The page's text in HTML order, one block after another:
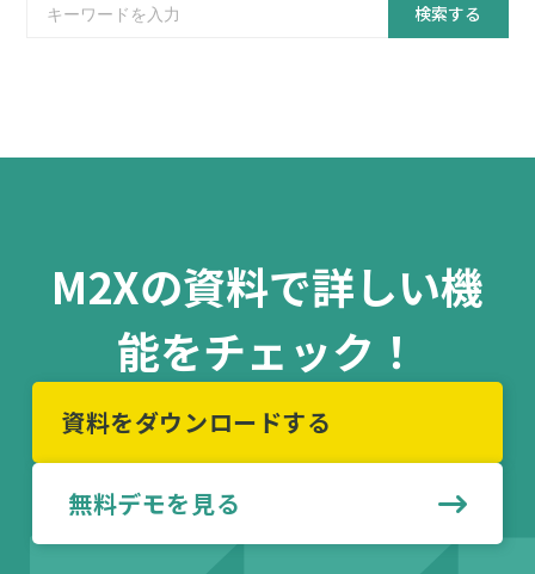
検索する
M2Xの資料で詳しい機
能をチェック！
資料をダウンロードする
無料デモを見る